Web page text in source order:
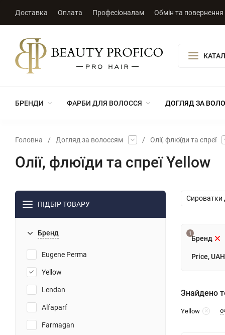
Доставка Оплата Професіоналам Обмін та повернення
БРЕНДИ ФАРБИ ДЛЯ ВОЛОССЯ ДОГЛЯД ЗА
Головна / Догляд за волоссям / Олії, флюїди та спреї
Олії, флюїди та спреї Yellow
ПІДБІР ТОВАРУ
Бренд
Eugene Perma
Yellow
Lendan
Alfaparf
Farmagan
Сироватки
Бренд
1
Price, UAH
Знайдено
Yellow